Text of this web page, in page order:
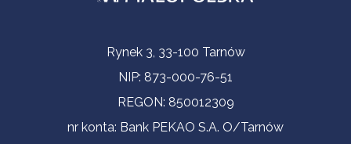
Informacje kontaktoweRynek 3, 33-100 Tarnów
NIP: 873-000-76-51
REGON: 850012309
nr konta: Bank PEKAO S.A. O/Tarnów